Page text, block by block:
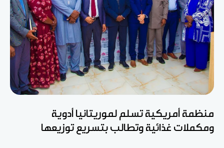
منظمة أمريكية تسلم لموريتانيا أدوية
ومكملات غذائية وتطالب بتسريع توزيعها